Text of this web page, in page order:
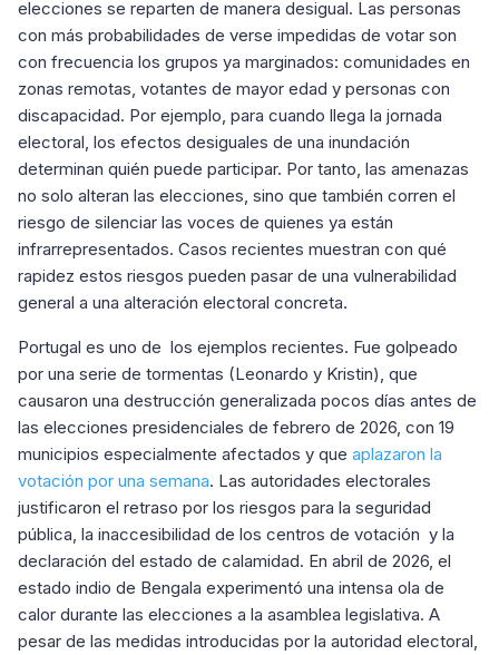
elecciones se reparten de manera desigual. Las personas
con más probabilidades de verse impedidas de votar son
con frecuencia los grupos ya marginados: comunidades en
zonas remotas, votantes de mayor edad y personas con
discapacidad. Por ejemplo, para cuando llega la jornada
electoral, los efectos desiguales de una inundación
determinan quién puede participar. Por tanto, las amenazas
no solo alteran las elecciones, sino que también corren el
riesgo de silenciar las voces de quienes ya están
infrarrepresentados. Casos recientes muestran con qué
rapidez estos riesgos pueden pasar de una vulnerabilidad
general a una alteración electoral concreta.
Portugal es uno de los ejemplos recientes. Fue golpeado
por una serie de tormentas (Leonardo y Kristin), que
causaron una destrucción generalizada pocos días antes de
las elecciones presidenciales de febrero de 2026, con 19
municipios especialmente afectados y que aplazaron la
votación por una semana. Las autoridades electorales
justificaron el retraso por los riesgos para la seguridad
pública, la inaccesibilidad de los centros de votación y la
declaración del estado de calamidad. En abril de 2026, el
estado indio de Bengala experimentó una intensa ola de
calor durante las elecciones a la asamblea legislativa. A
pesar de las medidas introducidas por la autoridad electoral,